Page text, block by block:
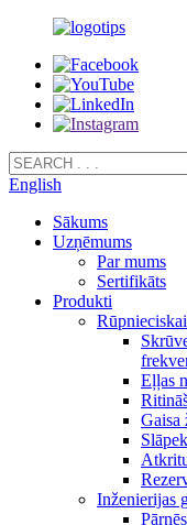
English
Sākums
Uzņēmums
Par mums
Sertifikāts
Produkti
Eļļas
Gaisa
Inženierijas